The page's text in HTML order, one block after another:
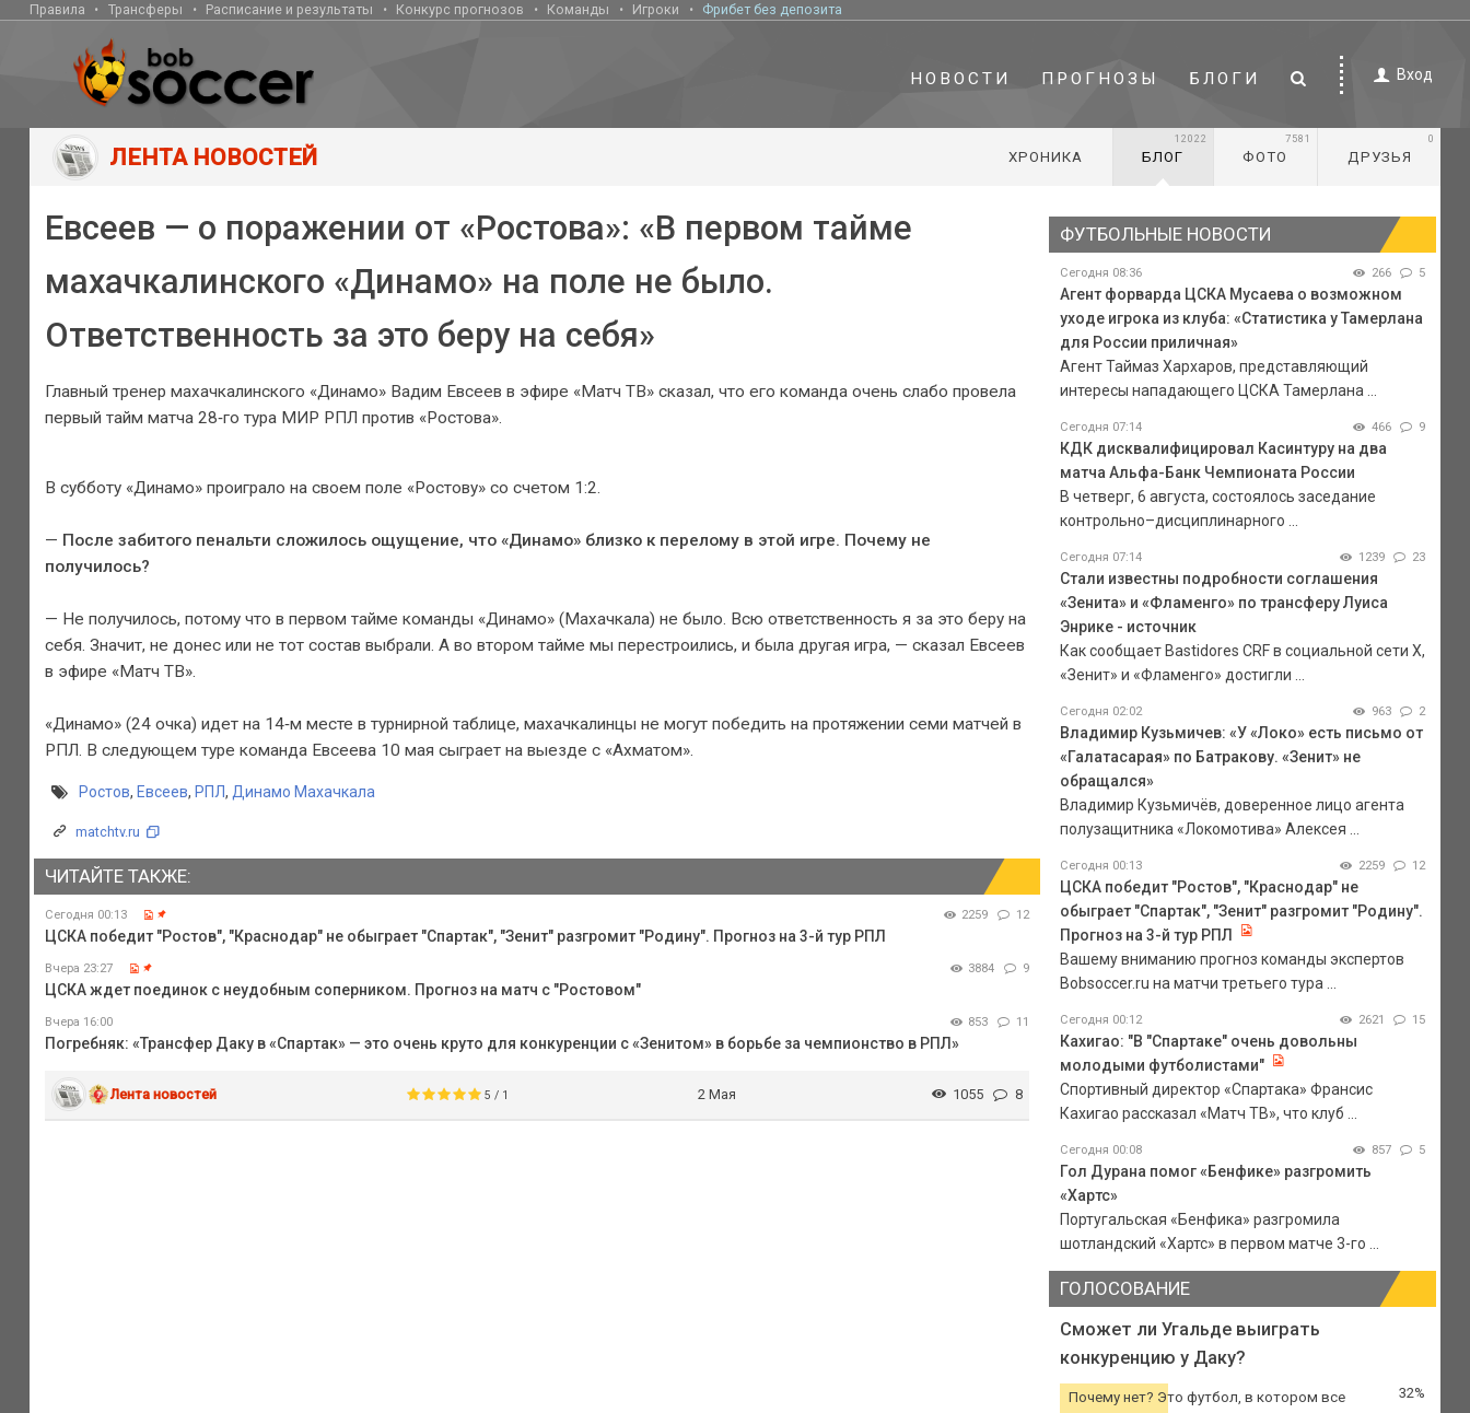
Правила Трансферы Расписание и результаты Конкурс прогнозов Команды Игроки Фрибет без депозита
НОВОСТИ ПРОГНОЗЫ БЛОГИ Вход
ЛЕНТА НОВОСТЕЙ ХРОНИКА БЛОГ
12022
ФОТО
7581
ДРУЗЬЯ
0
Евсеев — о поражении от «Ростова»: «В первом тайме
махачкалинского «Динамо» на поле не было.
Ответственность за это беру на себя»
Главный тренер махачкалинского «Динамо» Вадим Евсеев в эфире «Матч ТВ» сказал, что его команда очень слабо провела
первый тайм матча 28‑го тура МИР РПЛ против «Ростова».
В субботу «Динамо» проиграло на своем поле «Ростову» со счетом 1:2.
— После забитого пенальти сложилось ощущение, что «Динамо» близко к перелому в этой игре. Почему не
получилось?
— Не получилось, потому что в первом тайме команды «Динамо» (Махачкала) не было. Всю ответственность я за это беру на
себя. Значит, не донес или не тот состав выбрали. А во втором тайме мы перестроились, и была другая игра, — сказал Евсеев
в эфире «Матч ТВ».
«Динамо» (24 очка) идет на 14‑м месте в турнирной таблице, махачкалинцы не могут победить на протяжении семи матчей в
РПЛ. В следующем туре команда Евсеева 10 мая сыграет на выезде с «Ахматом».
Ростов, Евсеев, РПЛ, Динамо Махачкала
matchtv.ru
ЧИТАЙТЕ ТАКЖЕ:
Сегодня 00:13 2259 12
ЦСКА победит "Ростов", "Краснодар" не обыграет "Спартак", "Зенит" разгромит "Родину". Прогноз на 3-й тур РПЛ
Вчера 23:27 3884 9
ЦСКА ждет поединок с неудобным соперником. Прогноз на матч с "Ростовом"
Вчера 16:00 853 11
Погребняк: «Трансфер Даку в «Спартак» — это очень круто для конкуренции с «Зенитом» в борьбе за чемпионство в РПЛ»
Лента новостей 5 / 1 2 Мая 1055 8
ФУТБОЛЬНЫЕ НОВОСТИ
Сегодня 08:36 266 5
Агент форварда ЦСКА Мусаева о возможном
уходе игрока из клуба: «Статистика у Тамерлана
для России приличная»
Агент Таймаз Хархаров, представляющий
интересы нападающего ЦСКА Тамерлана ...
Сегодня 07:14 466 9
КДК дисквалифицировал Касинтуру на два
матча Альфа-Банк Чемпионата России
В четверг, 6 августа, состоялось заседание
контрольно–дисциплинарного ...
Сегодня 07:14 1239 23
Стали известны подробности соглашения
«Зенита» и «Фламенго» по трансферу Луиса
Энрике - источник
Как сообщает Bastidores CRF в социальной сети Х,
«Зенит» и «Фламенго» достигли ...
Сегодня 02:02 963 2
Владимир Кузьмичев: «У «Локо» есть письмо от
«Галатасарая» по Батракову. «Зенит» не
обращался»
Владимир Кузьмичёв, доверенное лицо агента
полузащитника «Локомотива» Алексея ...
Сегодня 00:13 2259 12
ЦСКА победит "Ростов", "Краснодар" не
обыграет "Спартак", "Зенит" разгромит "Родину".
Прогноз на 3-й тур РПЛ
Вашему вниманию прогноз команды экспертов
Bobsoccer.ru на матчи третьего тура ...
Сегодня 00:12 2621 15
Кахигао: "В "Спартаке" очень довольны
молодыми футболистами"
Спортивный директор «Спартака» Франсис
Кахигао рассказал «Матч ТВ», что клуб ...
Сегодня 00:08 857 5
Гол Дурана помог «Бенфике» разгромить
«Хартс»
Португальская «Бенфика» разгромила
шотландский «Хартс» в первом матче 3-го ...
ГОЛОСОВАНИЕ
Сможет ли Угальде выиграть
конкуренцию у Даку?
Почему нет? Это футбол, в котором все
32%